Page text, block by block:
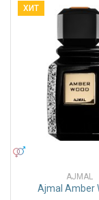
ХИТ
AJMAL
Ajmal Amber